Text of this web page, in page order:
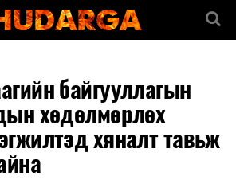
байгууллагын
хөдөлмөрлөх
хяналт тавьж